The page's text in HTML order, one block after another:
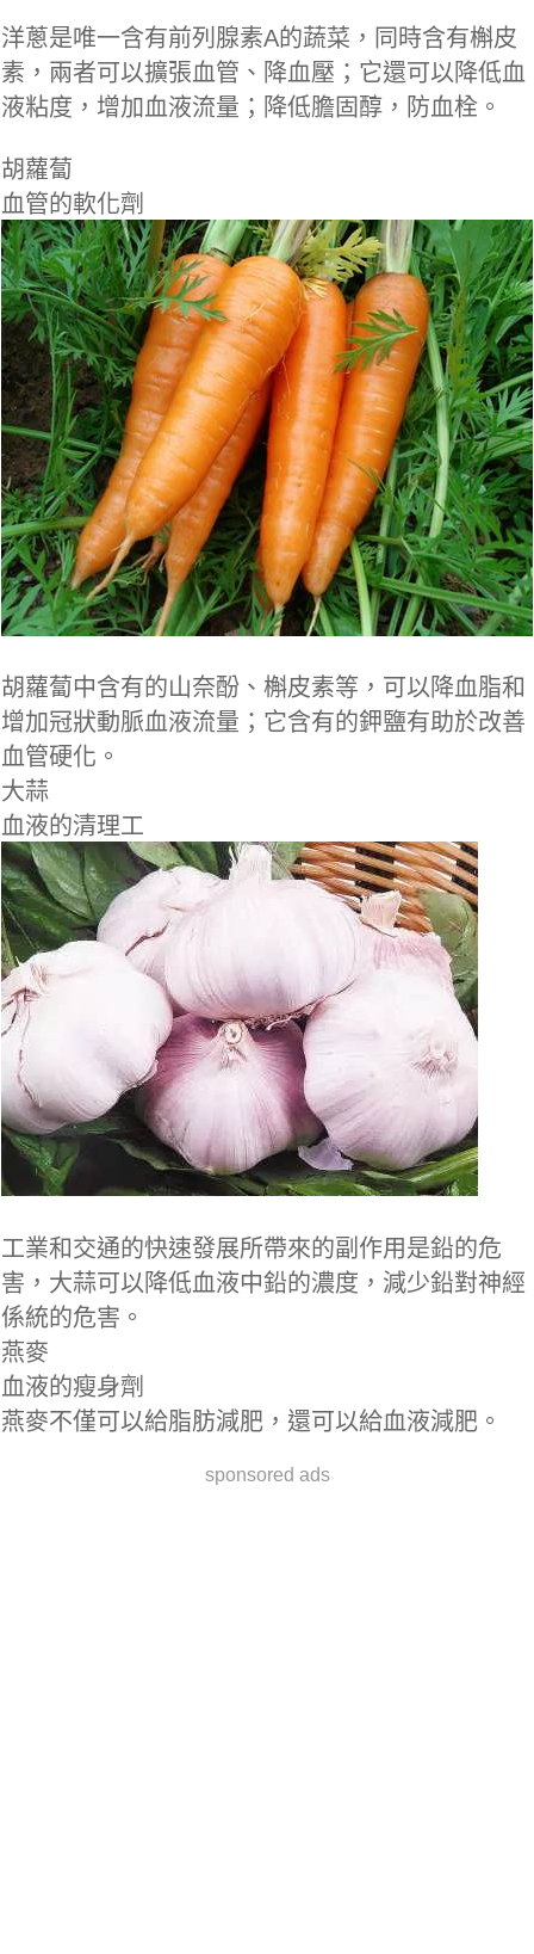
洋蔥是唯一含有前列腺素A的蔬菜，同時含有槲皮
素，兩者可以擴張血管、降血壓；它還可以降低血
液粘度，增加血液流量；降低膽固醇，防血栓。
胡蘿蔔
血管的軟化劑
胡蘿蔔中含有的山奈酚、槲皮素等，可以降血脂和
增加冠狀動脈血液流量；它含有的鉀鹽有助於改善
血管硬化。
大蒜
血液的清理工
工業和交通的快速發展所帶來的副作用是鉛的危
害，大蒜可以降低血液中鉛的濃度，減少鉛對神經
係統的危害。
燕麥
血液的瘦身劑
燕麥不僅可以給脂肪減肥，還可以給血液減肥。
sponsored ads